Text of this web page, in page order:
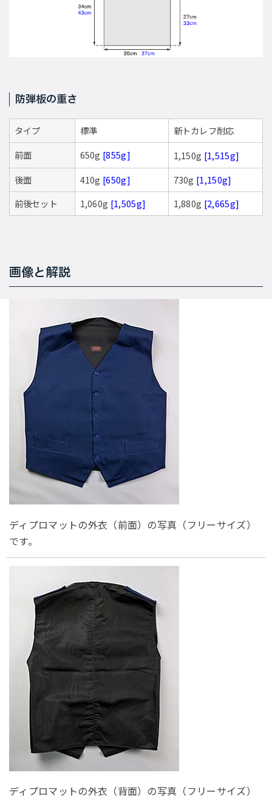
防弾板の重さ
タイプ 標準
新トカレフ耐応
前面
650g [855g] 1,150g [1,515g]
後面
410g [650g] 730g [1,150g]
前後セット
1,060g [1,505g] 1,880g [2,665g]
画像と解説
ディプロマットの外衣（前面）の写真（フリーサイズ）
です。
ディプロマットの外衣（背面）の写真（フリーサイズ）